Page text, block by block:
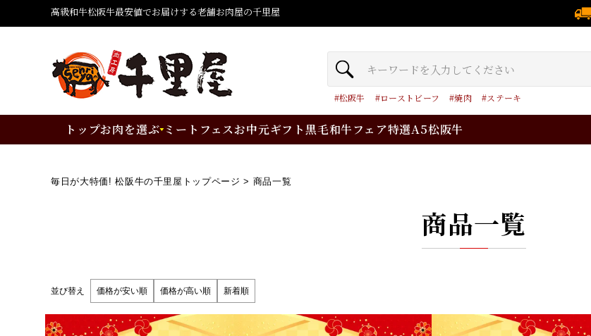
高級和牛松阪牛最安値でお届けする老舗お肉屋の千里屋
松阪牛 ローストビーフ 焼肉 ステーキ
トップお肉を選ぶ ミートフェスお中元ギフト黒毛和牛フェア特選A5松阪牛
毎日が大特価! 松阪牛の千里屋トップページ 商品一覧
商品一覧
並び替え 価格が安い順 価格が高い順 新着順